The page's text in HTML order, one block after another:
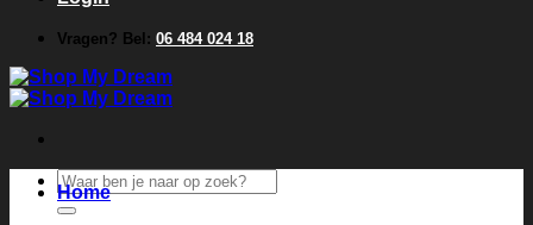
Vragen? Bel: 06 484 024 18
Zoeken
naar:
Home